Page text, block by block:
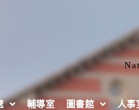
輔導室 圖書館 人事